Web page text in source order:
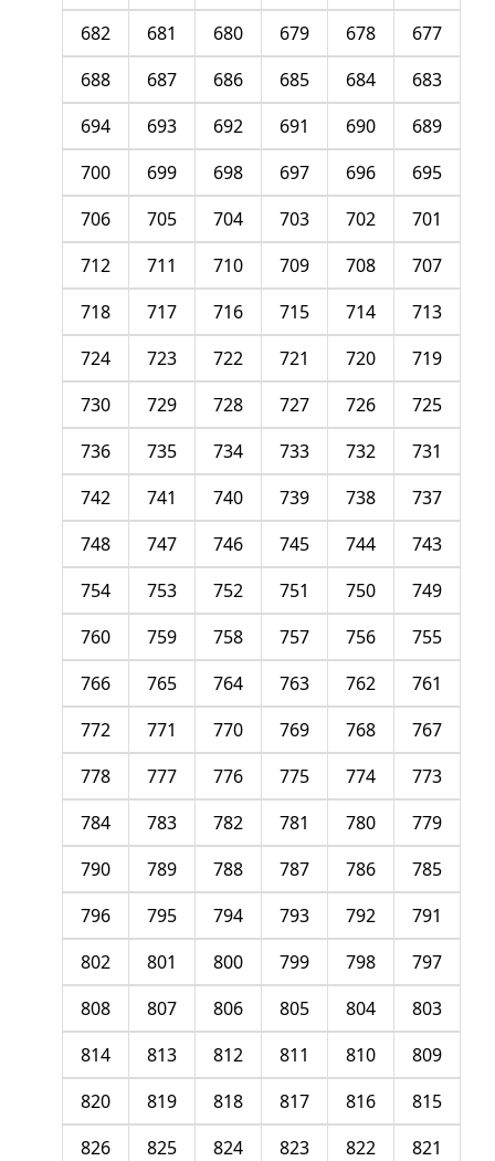
677
678
679
680
681
682
683
684
685
686
687
688
689
690
691
692
693
694
695
696
697
698
699
700
701
702
703
704
705
706
707
708
709
710
711
712
713
714
715
716
717
718
719
720
721
722
723
724
725
726
727
728
729
730
731
732
733
734
735
736
737
738
739
740
741
742
743
744
745
746
747
748
749
750
751
752
753
754
755
756
757
758
759
760
761
762
763
764
765
766
767
768
769
770
771
772
773
774
775
776
777
778
779
780
781
782
783
784
785
786
787
788
789
790
791
792
793
794
795
796
797
798
799
800
801
802
803
804
805
806
807
808
809
810
811
812
813
814
815
816
817
818
819
820
821
822
823
824
825
826